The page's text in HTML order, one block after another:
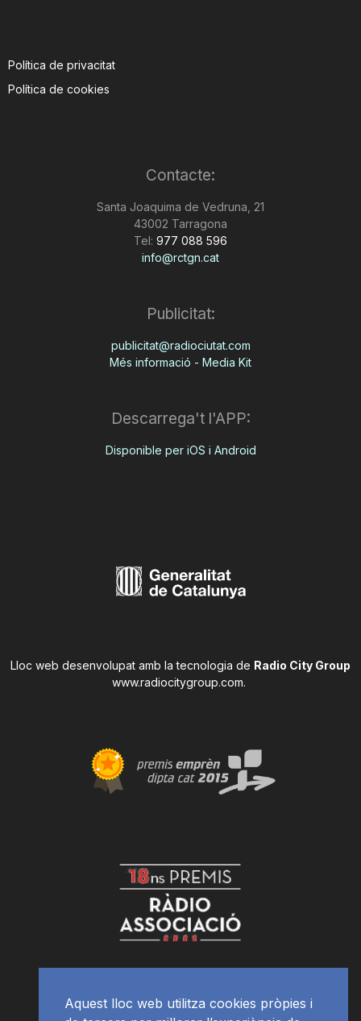
Política de privacitat
Política de cookies
Contacte:
Santa Joaquima de Vedruna, 21
43002 Tarragona
Tel: 977 088 596
info@rctgn.cat
Publicitat:
publicitat@radiociutat.com
Més informació - Media Kit
Descarrega't l'APP:
Disponible per iOS i Android
Lloc web desenvolupat amb la tecnologia de Radio City Group
www.radiocitygroup.com.
Aquest lloc web utilitza cookies pròpies i